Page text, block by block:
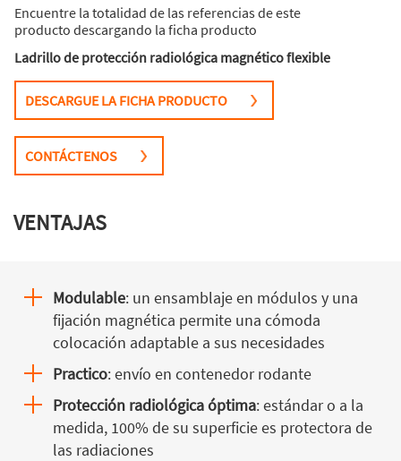
Encuentre la totalidad de las referencias de este
producto descargando la ficha producto
Ladrillo de protección radiológica magnético flexible
DESCARGUE LA FICHA PRODUCTO
CONTÁCTENOS
VENTAJAS
Modulable: un ensamblaje en módulos y una
fijación magnética permite una cómoda
colocación adaptable a sus necesidades
Practico: envío en contenedor rodante
Protección radiológica óptima: estándar o a la
medida, 100% de su superficie es protectora de
las radiaciones